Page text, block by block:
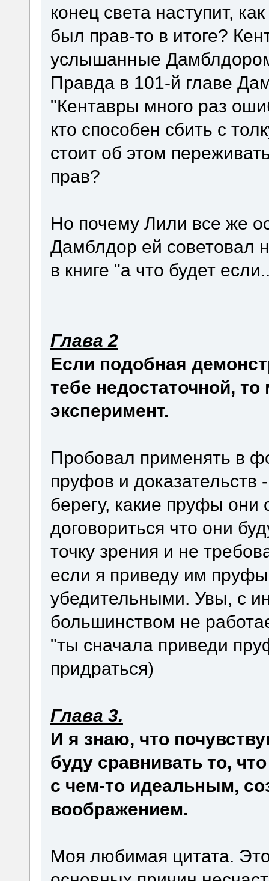
конец света наступит,
был прав-то в итоге?
услышанные
Правда в 101-й главе
"Кентавры много раз
кто способен сбить с
стоит об этом
прав?
Но почему Лили все же
Дамблдор ей советовал
в книге "а что будет
Глава 2
Если подобная
тебе недостаточной,
эксперимент.
Пробовал применять в
пруфов и доказательств
берегу, какие пруфы они
договориться что они
точку зрения и не
если я приведу им
убедительными. Увы, с
большинством не
"ты сначала приведи
придраться)
Глава 3.
И я знаю, что
буду сравнивать то,
с чем-то идеальным,
воображением.
Моя любимая цитата.